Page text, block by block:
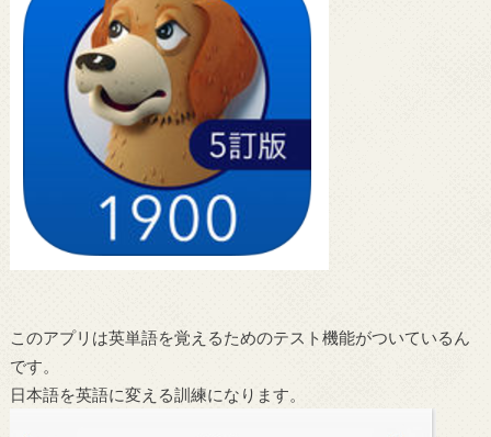
このアプリは英単語を覚えるためのテスト機能がついているん
です。
日本語を英語に変える訓練になります。